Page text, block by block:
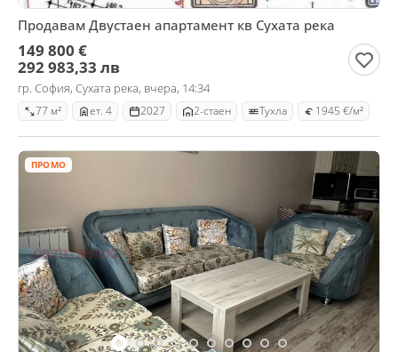
Продавам Двустаен апартамент кв Сухата река
149 800 €
292 983,33 лв
гр. София, Сухата река, вчера, 14:34
77 м² ет. 4 2027 2-стаен Тухла 1945 €/м²
ПРОМО